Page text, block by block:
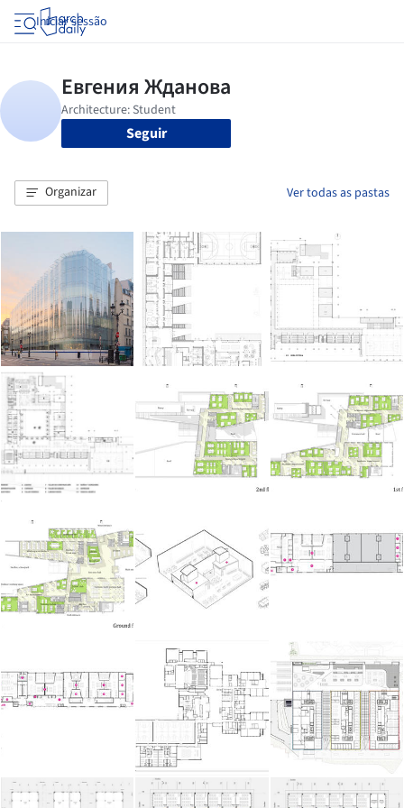
Iniciar sessão
Seguir
Organizar Ver todas as pastas